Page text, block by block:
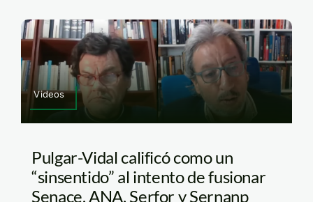
Videos
Pulgar-Vidal calificó como un
“sinsentido” al intento de fusionar
Senace, ANA, Serfor y Sernanp